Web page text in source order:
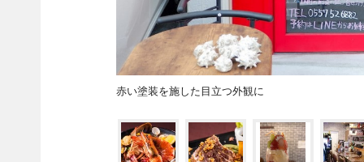
赤い塗装を施した目立つ外観に